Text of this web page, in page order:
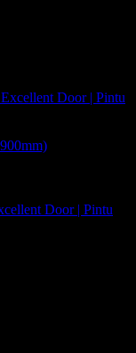
Excellent Door | Pintu
Door | Pintu